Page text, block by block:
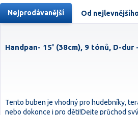
Nejprodávanější Od nejlevnějšího
Handpan- 15' (38cm), 9 tónů, D-dur
Tento buben je vhodný pro hudebníky,
nebo dokonce i pro děti!Dejte průchod